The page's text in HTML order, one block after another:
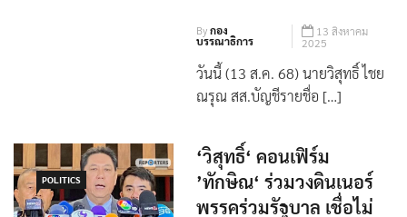
Byกอง
บรรณาธิการ
13 สิงหาคม
2025
วันนี้ (13 ส.ค. 68) นายวิสุทธิ์ ไชย
ณรุณ สส.บัญชีรายชื่อ […]
POLITICS
‘วิสุทธิ์‘ คอนเฟิร์ม
’ทักษิณ‘ ร่วมวงดินเนอร์
พรรคร่วมรัฐบาล เชื่อไม่